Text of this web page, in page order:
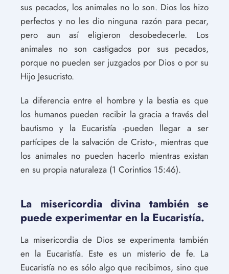
sus pecados, los animales no lo son. Dios los hizo
perfectos y no les dio ninguna razón para pecar,
pero aun así eligieron desobedecerle. Los
animales no son castigados por sus pecados,
porque no pueden ser juzgados por Dios o por su
Hijo Jesucristo.
La diferencia entre el hombre y la bestia es que
los humanos pueden recibir la gracia a través del
bautismo y la Eucaristía -pueden llegar a ser
partícipes de la salvación de Cristo-, mientras que
los animales no pueden hacerlo mientras existan
en su propia naturaleza (1 Corintios 15:46).
La misericordia divina también se
puede experimentar en la Eucaristía.
La misericordia de Dios se experimenta también
en la Eucaristía. Este es un misterio de fe. La
Eucaristía no es sólo algo que recibimos, sino que